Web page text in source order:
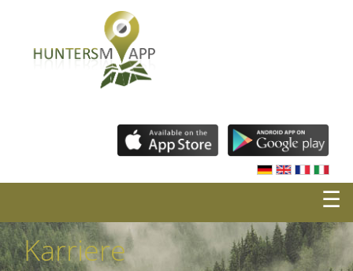
☰
Karriere